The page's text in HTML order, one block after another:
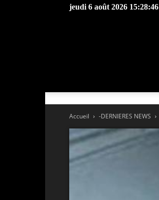
jeudi 6 août 2026 15:28:46
Accueil -DERNIERES NEWS